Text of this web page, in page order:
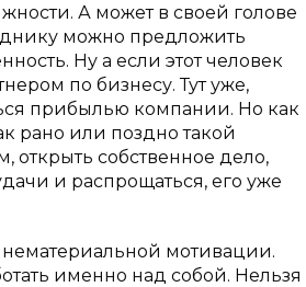
А может в своей голове
можно предложить
Ну а если этот человек
по бизнесу. Тут уже,
прибылью компании. Но как
рано или поздно такой
открыть собственное дело,
и распрощаться, его уже
мотивации.
именно над собой. Нельзя